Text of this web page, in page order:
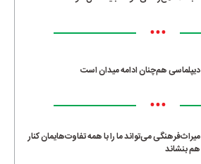
•••
دیپلماسی هم‌چنان ادامه میدان است
•••
میراث‌فرهنگی می‌تواند ما را با همه تفاوت‌هایمان کنار
هم بنشاند